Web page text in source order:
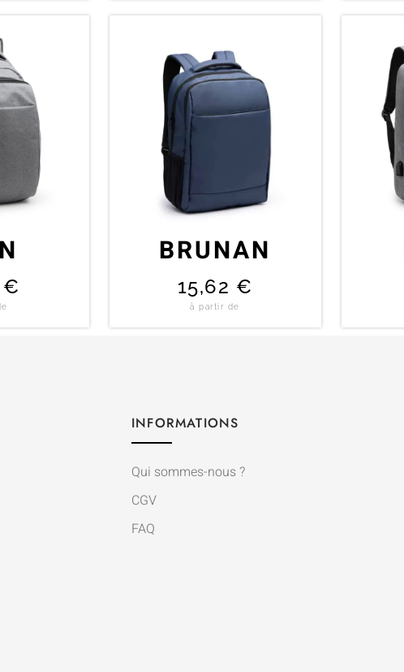
€
BRUNAN
15,62 €
à partir de
INFORMATIONS
Qui sommes-nous ?
CGV
FAQ